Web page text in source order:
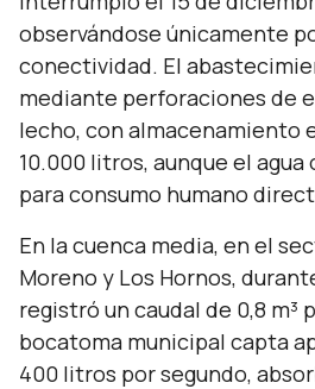
observándose únicamente
conectividad. El
mediante perforaciones de
lecho, con almacenamiento
10.000 litros, aunque el
para consumo humano
En la cuenca media, en el
Moreno y Los Hornos,
registró un caudal de 0,8 m³
bocatoma municipal capta
400 litros por segundo,